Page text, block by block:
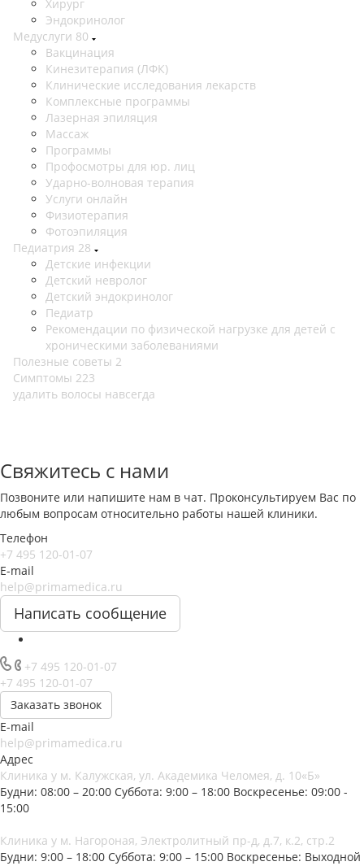
Хирург
Эндокринолог
Медуслуги 80
Вакцинация
Кинезитерапия (ЛФК)
Клинические исследования лекарств
Комплексные программы
Лазерная эпиляция
Массаж
Программы
Профосмотры для юр. лиц
Ударно-волновая терапия
Услуги онлайн
Физиотерапия
Фотоэпиляция
Педиатрия 28
Детские инфекции
Детский невролог
Детский эндокринолог
Педиатр
Рекомендации по физической нагрузке для детей с
хроническими заболеваниями
Полезные советы 2
Симптомы 223
удалить волосы навсегда
Свяжитесь с нами
Позвоните или напишите нам в чат. Проконсультируем Вас по
любым вопросам относительно работы нашей клиники.
Телефон
+7 495 120-01-07
E-mail
help@primamedica.ru
Написать сообщение
+7 495 120-01-07
+7 495 120-01-07
Заказать звонок
E-mail
help@primamedica.ru
Адрес
Клиника у м. Калужская, ул. Академика Челомея, д. 10«Б»
Будни: 08:00 – 20:00 Суббота: 9:00 – 18:00 Воскресенье: 09:00 -
15:00
Клиника у м. Нагороная, Электролитный пр-д, д.7, к.2, стр.2
Будни: 9:00 – 18:00 Суббота: 9:00 – 15:00 Воскресенье: Выходной